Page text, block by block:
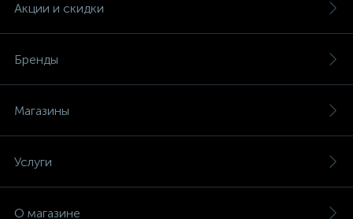
Акции и скидки
Бренды
Магазины
Услуги
О магазине